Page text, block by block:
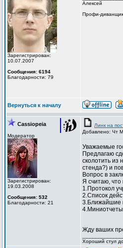
Зарегистрирован:
10.07.2007
Сообщения: 6194
Благодарности: 79
Алексей
Профи-
Вернуться к началу
Cassiopeia
Модератор
Зарегистрирован:
19.03.2008
Сообщения: 532
Благодарности: 21
Линк на
Добавлено: Чт
Уважаемые
Предлагаю
сколотить из
стенда?) и
Вопрос в
Я считаю,
1.Протокол
2.Список
3.Ближайшие
4.Миниотчеты
Жду ваших
Хороший стул